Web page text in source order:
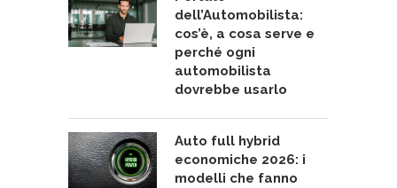
dell’Automobilista:
cos’è, a cosa serve e
perché ogni
automobilista
dovrebbe usarlo
Auto full hybrid
economiche 2026: i
modelli che fanno